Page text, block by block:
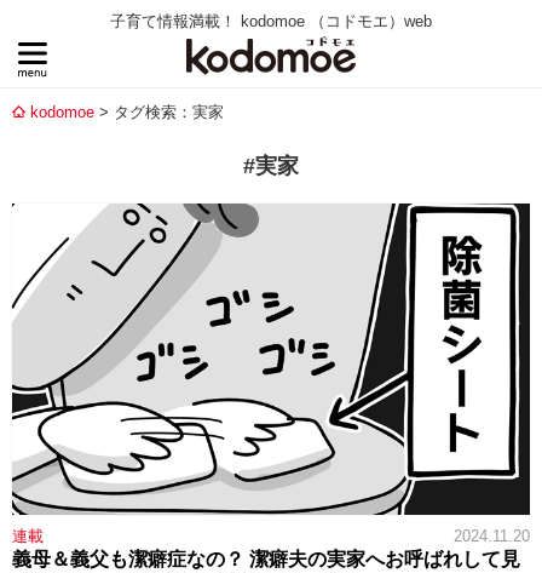
子育て情報満載！ kodomoe （コドモエ）web
kodomoe タグ検索：実家
#実家
連載 2024.11.20
義母＆義父も潔癖症なの？ 潔癖夫の実家へお呼ばれして見